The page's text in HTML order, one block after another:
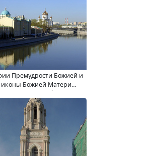
Премудрости Божией и
иконы Божией Матери
"Взыскание погибших" (в
колокольне) храм